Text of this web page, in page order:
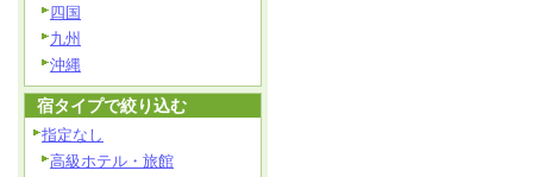
四国
九州
沖縄
宿タイプで絞り込む
指定なし
高級ホテル・旅館